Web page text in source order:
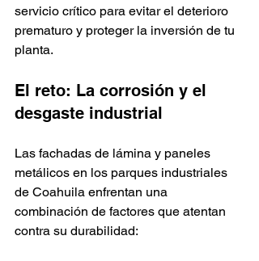
servicio crítico para evitar el deterioro
prematuro y proteger la inversión de tu
planta.
El reto: La corrosión y el
desgaste industrial
Las fachadas de lámina y paneles
metálicos en los parques industriales
de Coahuila enfrentan una
combinación de factores que atentan
contra su durabilidad: